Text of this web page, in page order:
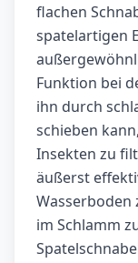
flachen
spatelartigen
Funktion bei
ihn durch
schieben
Insekten zu
äußerst
Wasserboden
im Schlamm